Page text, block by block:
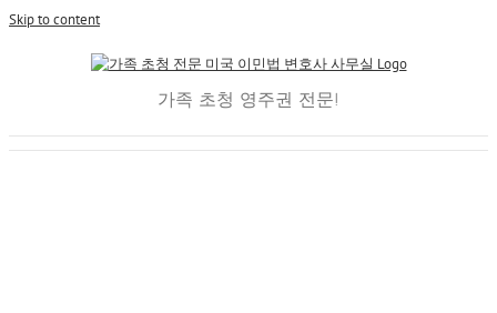
Skip to content
가족 초청 영주권 전문!